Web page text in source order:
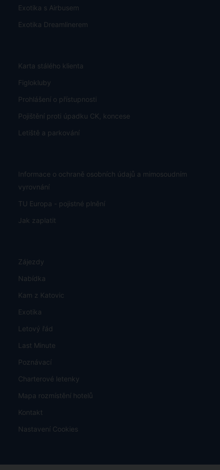
Exotika s Airbusem
Exotika Dreamlinerem
Karta stálého klienta
Figlokluby
Prohlášení o přístupnosti
Pojištění proti úpadku CK, koncese
Letiště a parkování
Informace o ochraně osobních údajů a mimosoudním
vyrovnání
TU Europa - pojistné plnění
Jak zaplatit
Zájezdy
Nabídka
Kam z Katovic
Exotika
Letový řád
Last Minute
Poznávací
Charterové letenky
Mapa rozmístění hotelů
Kontakt
Nastavení Cookies